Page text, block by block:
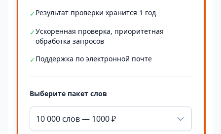
✓Результат проверки хранится 1 год
✓Ускоренная проверка, приоритетная
обработка запросов
✓Поддержка по электронной почте
Выберите пакет слов
10 000 слов — 1000 ₽